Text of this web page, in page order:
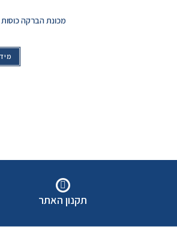
מכונת הברקה
תקנון האתר